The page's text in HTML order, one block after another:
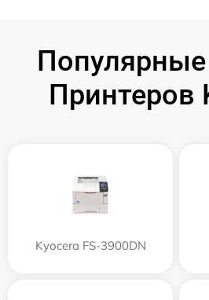
Принтеров
Kyocera FS-3900DN